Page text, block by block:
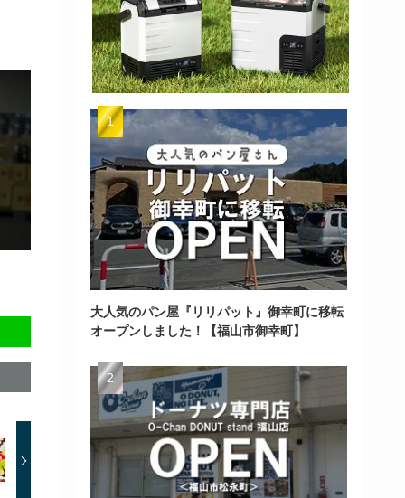
大人気のパン屋『リリパット』御幸町に移転
オープンしました！【福山市御幸町】